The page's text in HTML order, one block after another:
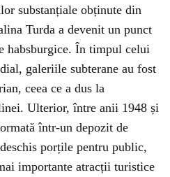
substanțiale obținute din
Turda a devenit un punct
habsburgice. În timpul celui
galeriile subterane au fost
ceea ce a dus la
Ulterior, între anii 1948 și
într-un depozit de
porțile pentru public,
importante atracții turistice